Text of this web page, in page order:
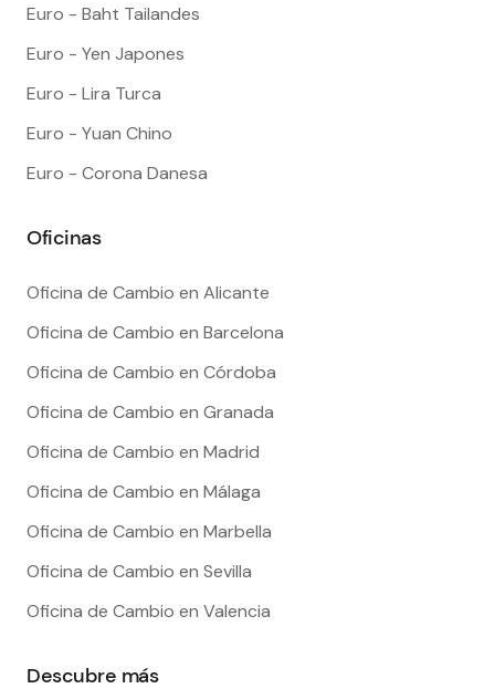
Euro - Baht Tailandes
Euro - Yen Japones
Euro - Lira Turca
Euro - Yuan Chino
Euro - Corona Danesa
Oficinas
Oficina de Cambio en Alicante
Oficina de Cambio en Barcelona
Oficina de Cambio en Córdoba
Oficina de Cambio en Granada
Oficina de Cambio en Madrid
Oficina de Cambio en Málaga
Oficina de Cambio en Marbella
Oficina de Cambio en Sevilla
Oficina de Cambio en Valencia
Descubre más